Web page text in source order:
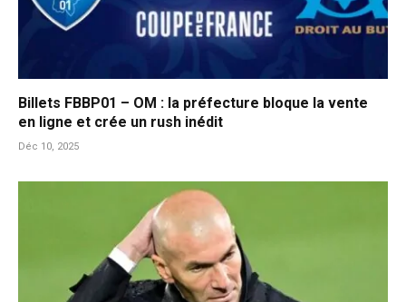
Billets FBBP01 – OM : la préfecture bloque la vente
en ligne et crée un rush inédit
Déc 10, 2025